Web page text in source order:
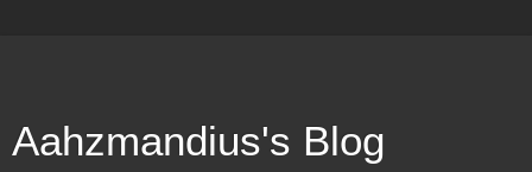
Aahzmandius's Blog